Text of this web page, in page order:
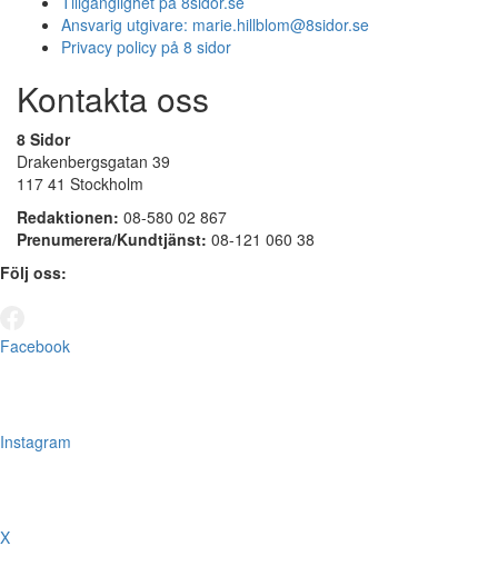
Ansvarig utgivare: marie.hillblom@8sidor.se
Privacy policy på 8 sidor
Kontakta oss
8 Sidor
Drakenbergsgatan 39
117 41 Stockholm
Redaktionen: 08-580 02 867
Prenumerera/Kundtjänst: 08-121 060 38
Följ oss:
Facebook
Instagram
X